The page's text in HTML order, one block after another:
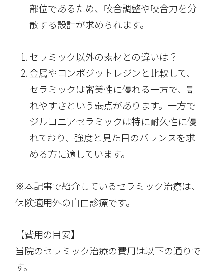
部位であるため、咬合調整や咬合力を分
散する設計が求められます。
セラミック以外の素材との違いは？
金属やコンポジットレジンと比較して、
セラミックは審美性に優れる一方で、割
れやすさという弱点があります。一方で
ジルコニアセラミックは特に耐久性に優
れており、強度と見た目のバランスを求
める方に適しています。
※本記事で紹介しているセラミック治療は、
保険適用外の自由診療です。
【費用の目安】
当院のセラミック治療の費用は以下の通りで
す。